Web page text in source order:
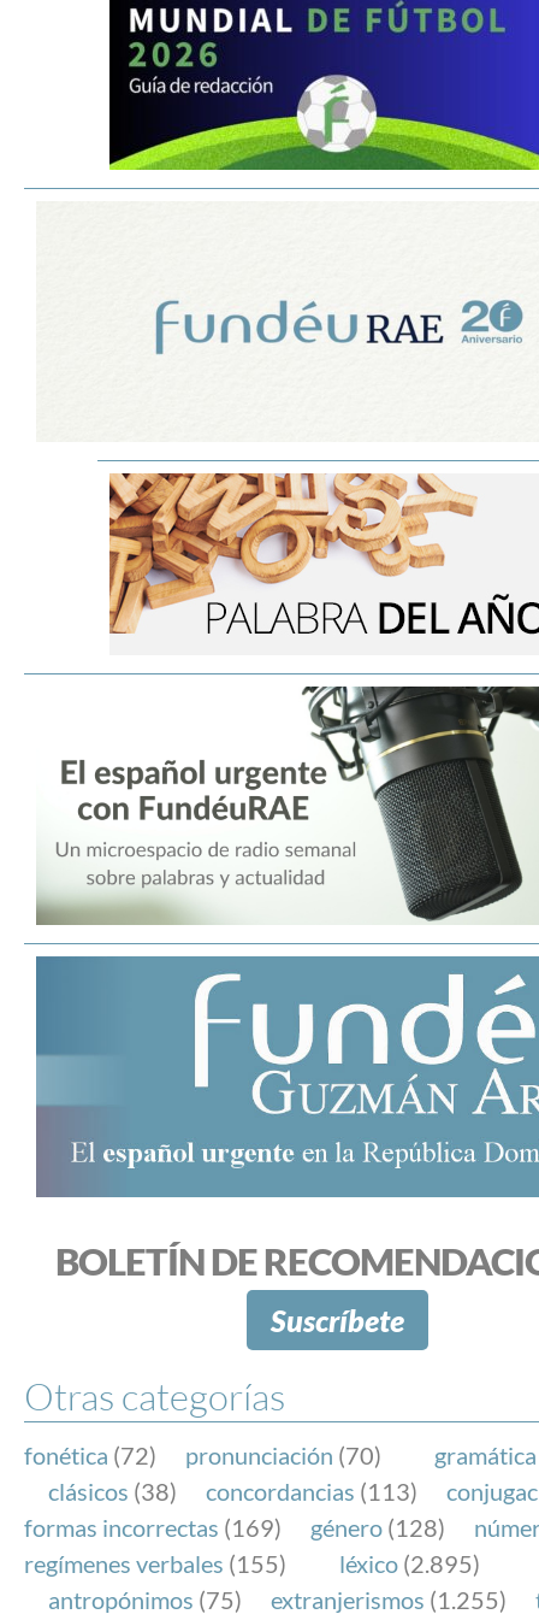
BOLETÍN DE
Suscríbete
Otras categorías
fonética (72) pronunciación (70) gramática
clásicos (38) concordancias (113)
formas incorrectas (169) género (128)
regímenes verbales (155) léxico (2.895)
antropónimos (75) extranjerismos (1.255)